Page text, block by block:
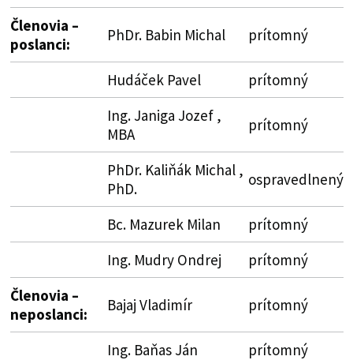
Členovia –
poslanci:
PhDr. Babin Michal prítomný
Hudáček Pavel
prítomný
Ing. Janiga Jozef ,
MBA
prítomný
PhDr. Kaliňák Michal ,
PhD.
ospravedlnený
Bc. Mazurek Milan
prítomný
Ing. Mudry Ondrej
prítomný
Členovia –
neposlanci:
Bajaj Vladimír prítomný
Ing. Baňas Ján
prítomný